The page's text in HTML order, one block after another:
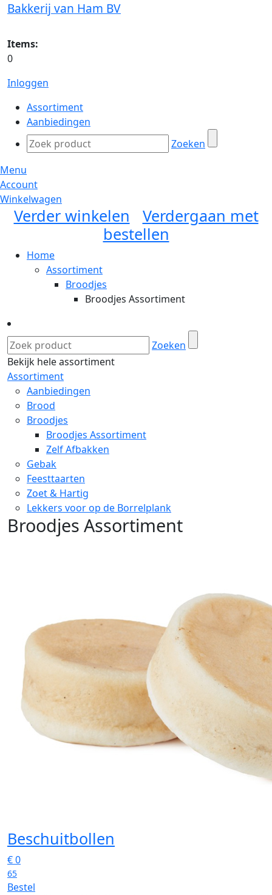
Bakkerij van Ham BV
Items:
0
Inloggen
Assortiment
Aanbiedingen
Zoeken
Menu
Account
Winkelwagen
Verder winkelen
Verdergaan met
bestellen
Home
Assortiment
Broodjes
Broodjes Assortiment
Zoeken
Bekijk hele assortiment
Assortiment
Aanbiedingen
Brood
Broodjes
Broodjes Assortiment
Zelf Afbakken
Gebak
Feesttaarten
Zoet & Hartig
Lekkers voor op de Borrelplank
Broodjes Assortiment
Beschuitbollen
€0
65
Bestel